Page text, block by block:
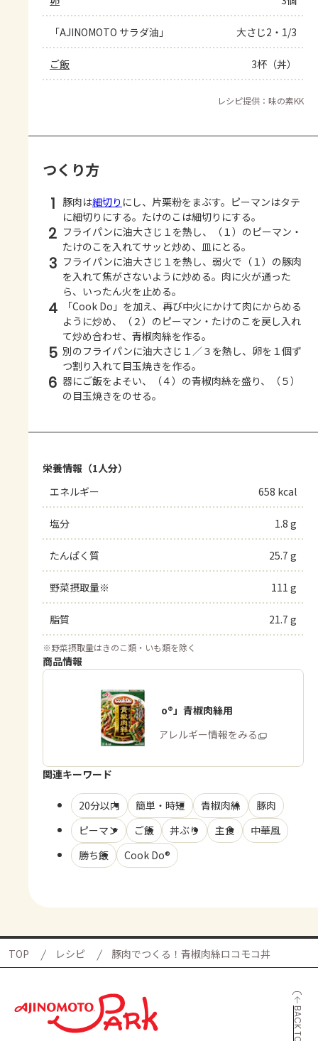
「AJINOMOTO サラダ油」 大さじ2・1/3
ご飯 3杯（丼）
レシピ提供：味の素KK
つくり方
1 豚肉は細切り にし、片栗粉をまぶす。ピーマンはタテ
に細切りにする。たけのこは細切りにする。
2 フライパンに油大さじ１を熱し、（１）のピーマン・
たけのこを入れてサッと炒め、皿にとる。
3 フライパンに油大さじ１を熱し、弱火で（１）の豚肉
を入れて焦がさないように炒める。肉に火が通った
ら、いったん火を止める。
4
「Cook Do」を加え、再び中火にかけて肉にからめる
ように炒め、（２）のピーマン・たけのこを戻し入れ
て炒め合わせ、青椒肉絲を作る。
5 別のフライパンに油大さじ１／３を熱し、卵を１個ず
つ割り入れて目玉焼きを作る。
6 器にご飯をよそい、（４）の青椒肉絲を盛り、（５）
の目玉焼きをのせる。
栄養情報（1人分）
エネルギー
658 kcal
塩分 1.8 g
たんぱく質 25.7 g
野菜摂取量※ 111 g
脂質 21.7 g
※野菜摂取量はきのこ類・いも類を除く
商品情報
「Cook Do®」青椒肉絲用
商品・アレルギー情報をみる
関連キーワード
20分以内 簡単・時短 青椒肉絲
豚肉
ピーマン
ご飯 丼ぶり 主食
中華風
勝ち飯
Cook Do®
TOP レシピ 豚肉でつくる！青椒肉絲ロコモコ丼